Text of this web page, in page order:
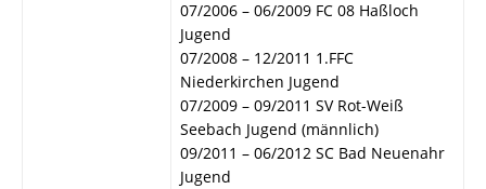
07/2006 – 06/2009 FC 08 Haßloch
Jugend
07/2008 – 12/2011 1.FFC
Niederkirchen Jugend
07/2009 – 09/2011 SV Rot-Weiß
Seebach Jugend (männlich)
09/2011 – 06/2012 SC Bad Neuenahr
Jugend